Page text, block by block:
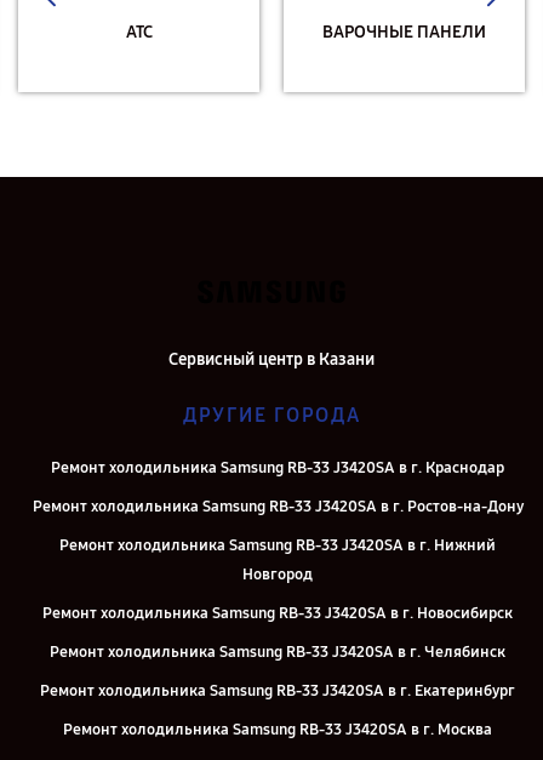
АТС ВАРОЧНЫЕ ПАНЕЛИ
Сервисный центр в Казани
ДРУГИЕ ГОРОДА
Ремонт холодильника Samsung RB-33 J3420SA в г. Краснодар
Ремонт холодильника Samsung RB-33 J3420SA в г. Ростов-на-Дону
Ремонт холодильника Samsung RB-33 J3420SA в г. Нижний
Новгород
Ремонт холодильника Samsung RB-33 J3420SA в г. Новосибирск
Ремонт холодильника Samsung RB-33 J3420SA в г. Челябинск
Ремонт холодильника Samsung RB-33 J3420SA в г. Екатеринбург
Ремонт холодильника Samsung RB-33 J3420SA в г. Москва